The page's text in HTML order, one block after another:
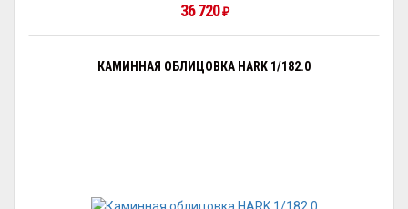
36 720₽
КАМИННАЯ ОБЛИЦОВКА HARK 1/182.0